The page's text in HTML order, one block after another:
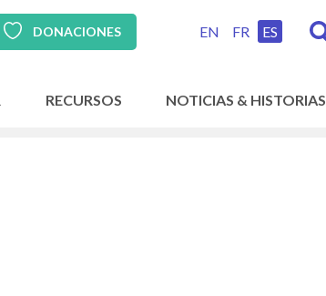
DONACIONES EN FR ES
RECURSOS NOTICIAS & HISTORIAS